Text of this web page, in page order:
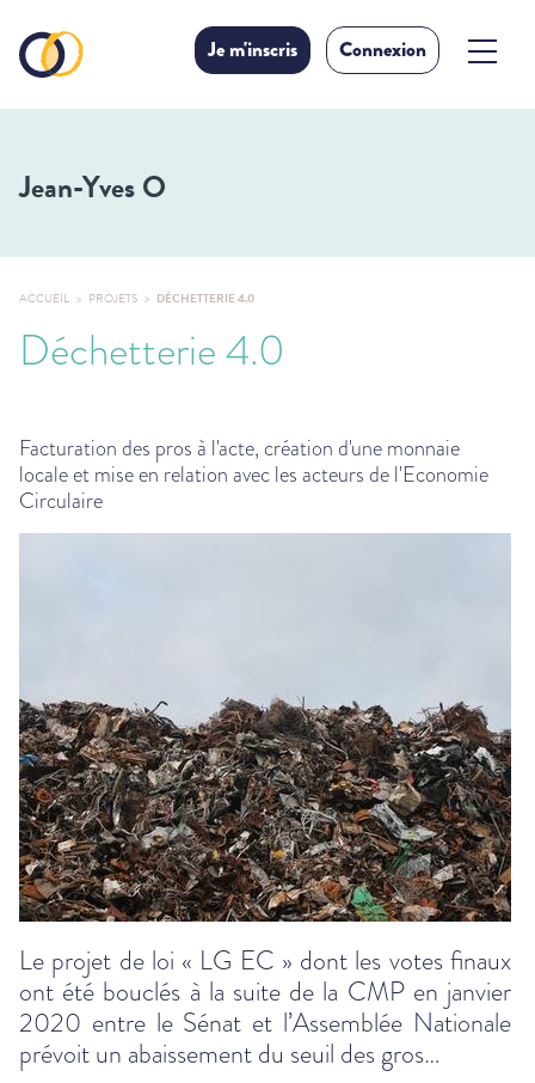
Je m'inscris Connexion
Jean-Yves O
ACCUEIL PROJETS DÉCHETTERIE 4.0
Déchetterie 4.0
Facturation des pros à l'acte, création d'une monnaie
locale et mise en relation avec les acteurs de l'Economie
Circulaire
Le projet de loi « LG EC » dont les votes finaux
ont été bouclés à la suite de la CMP en janvier
2020 entre le Sénat et l’Assemblée Nationale
prévoit un abaissement du seuil des gros…